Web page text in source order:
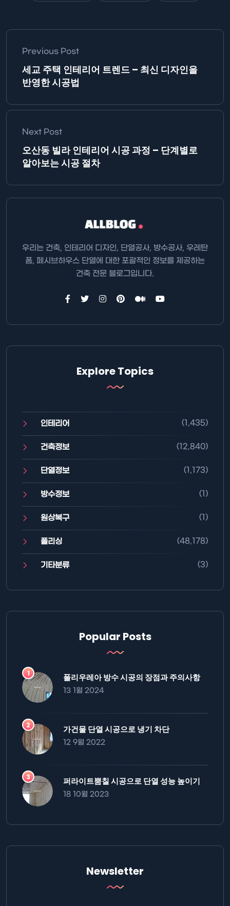
Previous Post
세교 주택 인테리어 트렌드 – 최신 디자인을
반영한 시공법
Next Post
오산동 빌라 인테리어 시공 과정 – 단계별로
알아보는 시공 절차
우리는 건축, 인테리어 디자인, 단열공사, 방수공사, 우레탄
폼, 페시브하우스 단열에 대한 포괄적인 정보를 제공하는
건축 전문 블로그입니다.
Explore Topics
인테리어 (1,435)
건축정보 (12,840)
단열정보 (1,173)
방수정보 (1)
원상복구 (1)
폴리싱 (48,178)
기타분류 (3)
Popular Posts
폴리우레아 방수 시공의 장점과 주의사항
13 1월 2024
가건물 단열 시공으로 냉기 차단
12 9월 2022
퍼라이트뿜칠 시공으로 단열 성능 높이기
18 10월 2023
Newsletter